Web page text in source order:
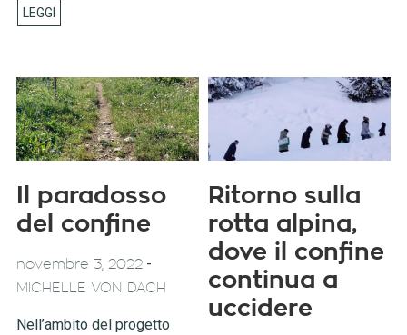
Il paradosso
del confine
novembre 3, 2022-
MICHELLE VON DACH
Nell’ambito del progetto
Ritorno sulla
rotta alpina,
dove il confine
continua a
uccidere